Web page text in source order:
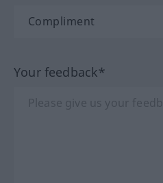
Your feedback*